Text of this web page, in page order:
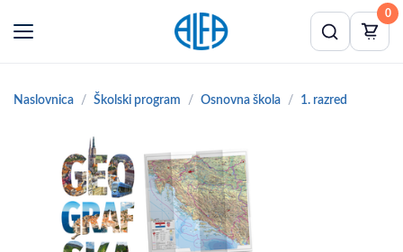
0
Naslovnica Školski program Osnovna škola 1. razred